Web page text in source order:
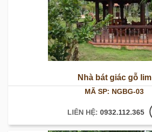
Nhà bát giác gỗ lim
MÃ SP: NGBG-03
LIÊN HỆ: 0932.112.365